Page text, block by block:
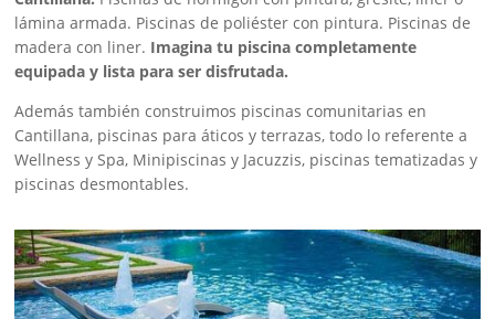
lámina armada. Piscinas de poliéster con pintura. Piscinas de
madera con liner. Imagina tu piscina completamente
equipada y lista para ser disfrutada.
Además también construimos piscinas comunitarias en
Cantillana, piscinas para áticos y terrazas, todo lo referente a
Wellness y Spa, Minipiscinas y Jacuzzis, piscinas tematizadas y
piscinas desmontables.